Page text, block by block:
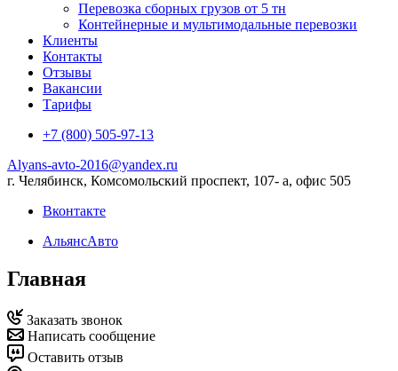
Перевозка сборных грузов от 5 тн
Контейнерные и мультимодальные перевозки
Клиенты
Контакты
Отзывы
Вакансии
Тарифы
+7 (800) 505-97-13
Alyans-avto-2016@yandex.ru
г. Челябинск, Комсомольский проспект, 107- а, офис 505
Вконтакте
АльянсАвто
Главная
Заказать звонок
Написать сообщение
Оставить отзыв